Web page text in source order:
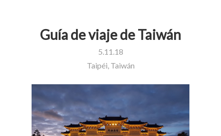
Guía de viaje de Taiwán
5.11.18
Taipéi, Taiwán